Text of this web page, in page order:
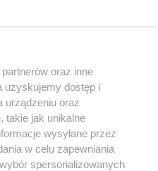
oraz inne
uzyskujemy dostęp i
urządzeniu oraz
takie jak unikalne
wysyłane przez
w celu zapewniania
spersonalizowanych